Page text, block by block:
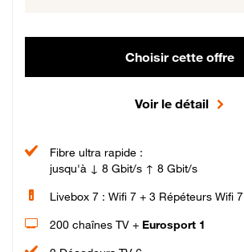
Choisir cette offre
Voir le détail
Fibre ultra rapide :
jusqu'à ↓ 8 Gbit/s ↑ 8 Gbit/s
Livebox 7 : Wifi 7 + 3 Répéteurs Wifi 7
200 chaînes TV + Eurosport 1